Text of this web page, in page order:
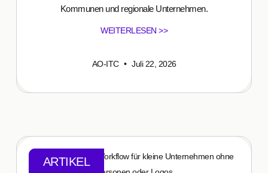
Kommunen und regionale Unternehmen.
WEITERLESEN >>
AO-ITC Juli 22, 2026
ARTIKEL